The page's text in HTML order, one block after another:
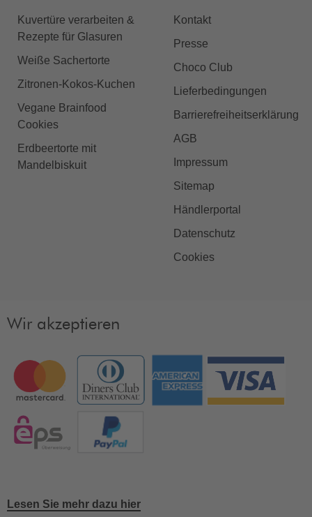
Kuvertüre verarbeiten &
Rezepte für Glasuren
Weiße Sachertorte
Zitronen-Kokos-Kuchen
Vegane Brainfood
Cookies
Erdbeertorte mit
Mandelbiskuit
Kontakt
Presse
Choco Club
Lieferbedingungen
Barrierefreiheitserklärung
AGB
Impressum
Sitemap
Händlerportal
Datenschutz
Cookies
Wir akzeptieren
Lesen Sie mehr dazu hier